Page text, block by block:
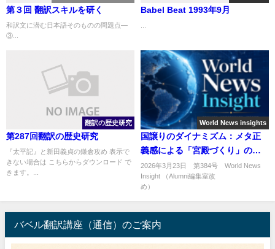
第３回 翻訳スキルを研く
和訳文に潜む日本語そのものの問題点―
③...
Babel Beat 1993年9月
翻訳の歴史研究
第287回翻訳の歴史研究
『太平記』と新田義貞の鎌倉攻め 表示で
きない場合は こちらからダウンロード で
きます。...
World News insights
国譲りのダイナミズム：メタ正
義感による「宮殿づくり」の提
言
2026年3月23日 第384号 World News
Insight （Alumni編集室改
め）
バベル翻訳講座（通信）のご案内